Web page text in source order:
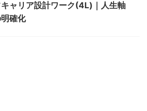
ャリア設計ワーク(4L)｜人生軸
確化